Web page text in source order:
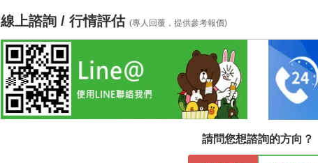
線上諮詢 / 行情評估(專人回覆，提供參考報價)
請問您想諮詢的方向？